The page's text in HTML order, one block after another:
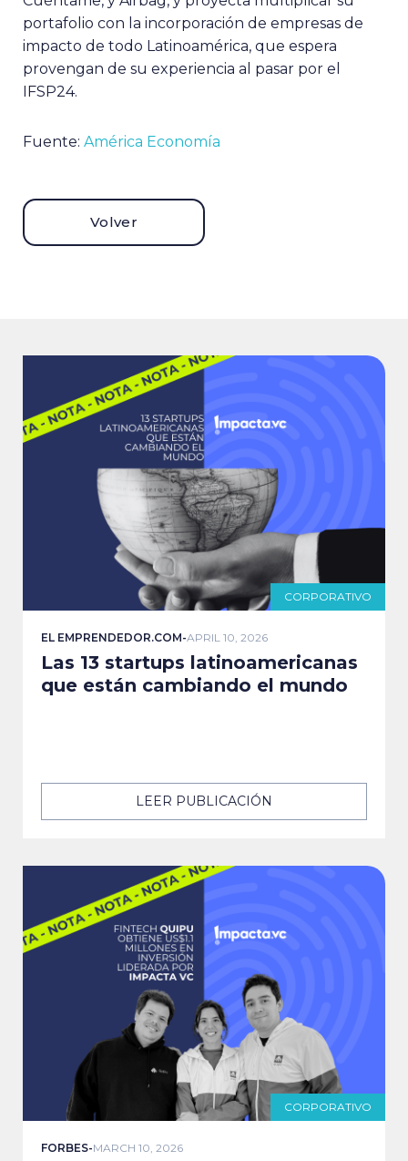
portafolio con la incorporación de empresas de
impacto de todo Latinoamérica, que espera
provengan de su experiencia al pasar por el
IFSP24.
Fuente: América Economía
Volver
CORPORATIVO
EL EMPRENDEDOR.COM-APRIL 10, 2026
Las 13 startups latinoamericanas
que están cambiando el mundo
LEER PUBLICACIÓN
CORPORATIVO
FORBES-MARCH 10, 2026